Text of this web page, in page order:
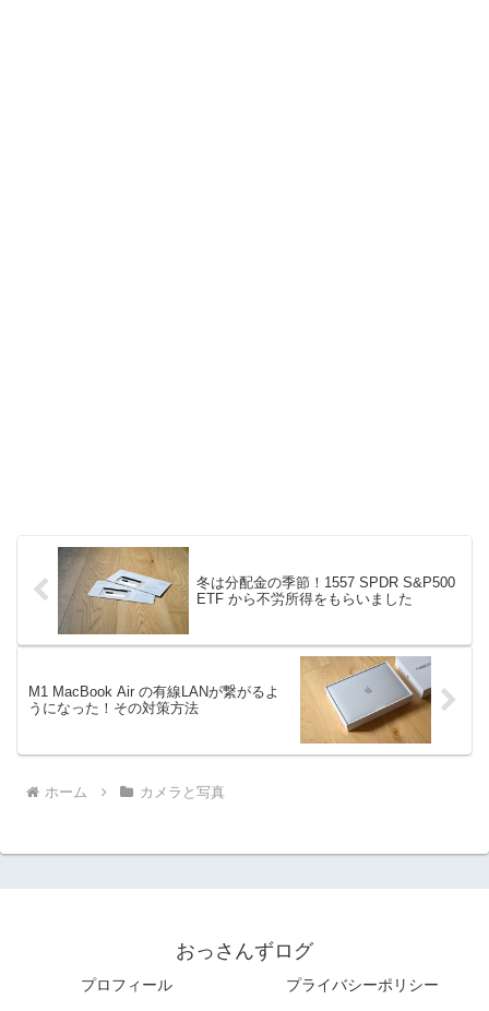
冬は分配金の季節！1557 SPDR S&P500
ETF から不労所得をもらいました
M1 MacBook Air の有線LANが繋がるよ
うになった！その対策方法
ホーム カメラと写真
おっさんずログ
プロフィール
プライバシーポリシー